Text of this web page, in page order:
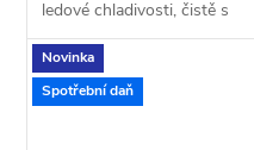
ledové chladivosti, čistě s
mentolovou svěžestí.
Novinka
Spotřební daň